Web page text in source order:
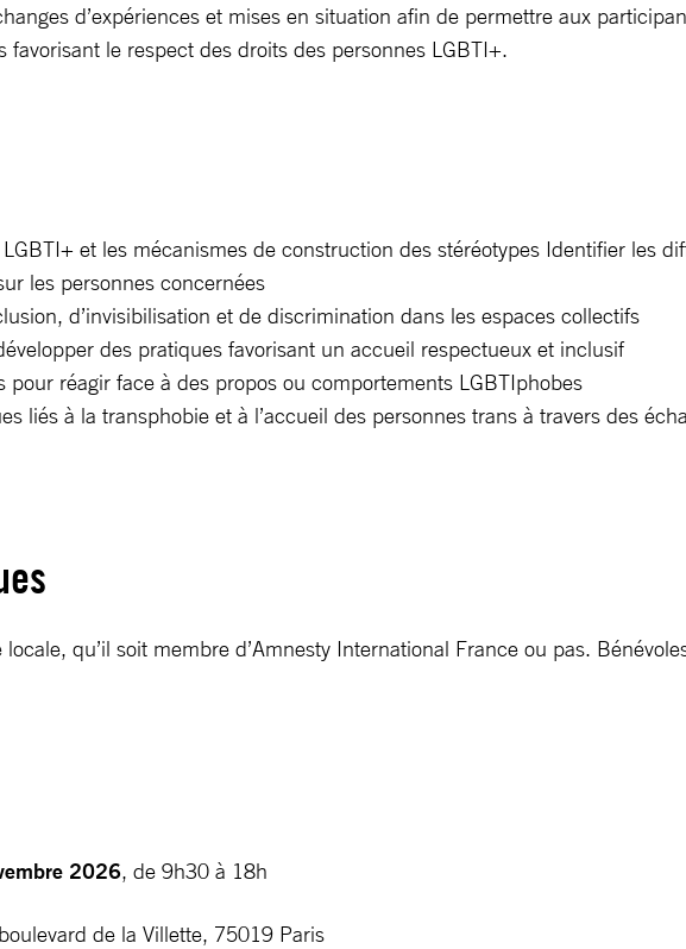
d’expériences et mises en situation afin de permettre aux
favorisant le respect des droits des personnes LGBTI+.
et les mécanismes de construction des stéréotypes Identifier les
les personnes concernées
d’invisibilisation et de discrimination dans les espaces collectifs
des pratiques favorisant un accueil respectueux et inclusif
pour réagir face à des propos ou comportements LGBTIphobes
liés à la transphobie et à l’accueil des personnes trans à travers des
qu’il soit membre d’Amnesty International France ou pas.
2026, de 9h30 à 18h
de la Villette, 75019 Paris